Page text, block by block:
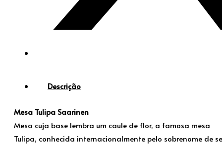
Descrição
Mesa Tulipa Saarinen
Mesa cuja base lembra um caule de flor, a famosa mesa
Tulipa, conhecida internacionalmente pelo sobrenome de